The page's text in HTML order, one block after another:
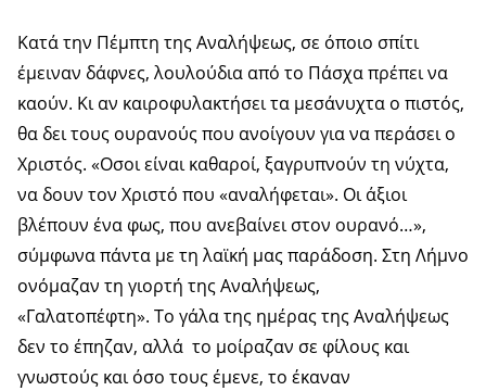
Κατά την Πέμπτη της Αναλήψεως, σε όποιο σπίτι
έμειναν δάφνες, λουλούδια από το Πάσχα πρέπει να
καούν. Κι αν καιροφυλακτήσει τα μεσάνυχτα ο πιστός,
θα δει τους ουρανούς που ανοίγουν για να περάσει ο
Χριστός. «Οσοι είναι καθαροί, ξαγρυπνούν τη νύχτα,
να δουν τον Χριστό που «αναλήφεται». Οι άξιοι
βλέπουν ένα φως, που ανεβαίνει στον ουρανό…»,
σύμφωνα πάντα με τη λαϊκή μας παράδοση. Στη Λήμνο
ονόμαζαν τη γιορτή της Αναλήψεως,
«Γαλατοπέφτη». Το γάλα της ημέρας της Αναλήψεως
δεν το έπηζαν, αλλά το μοίραζαν σε φίλους και
γνωστούς και όσο τους έμενε, το έκαναν